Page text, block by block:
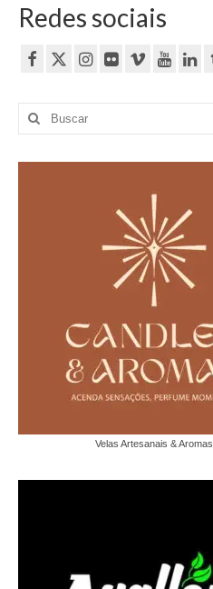
Redes sociais
Buscar
por:
Velas Artesanais & Aromas